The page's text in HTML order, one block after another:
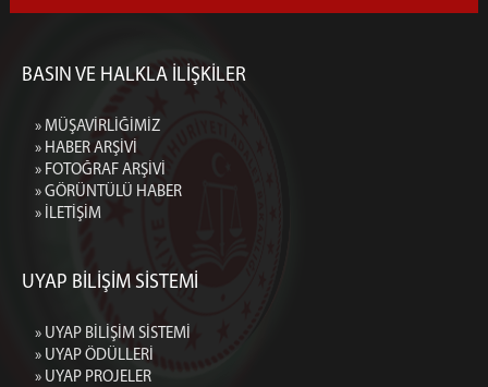
BASIN VE HALKLA İLİŞKİLER
» MÜŞAVİRLİĞİMİZ
» HABER ARŞİVİ
» FOTOĞRAF ARŞİVİ
» GÖRÜNTÜLÜ HABER
» İLETİŞİM
UYAP BİLİŞİM SİSTEMİ
» UYAP BİLİŞİM SİSTEMİ
» UYAP ÖDÜLLERİ
» UYAP PROJELER